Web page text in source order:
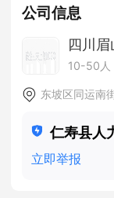
公司信息
四川
10-50人
东坡区同运南
仁寿县人
立即举报